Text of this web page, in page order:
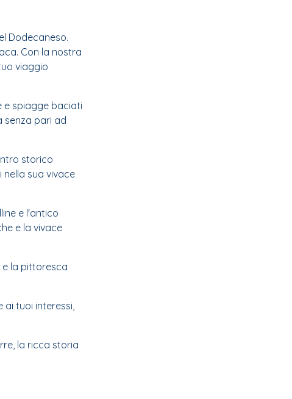
Dodecaneso.
Con la nostra
viaggio
e spiagge baciati
senza pari ad
storico
nella sua vivace
e l'antico
e la vivace
e la pittoresca
ai tuoi interessi,
la ricca storia